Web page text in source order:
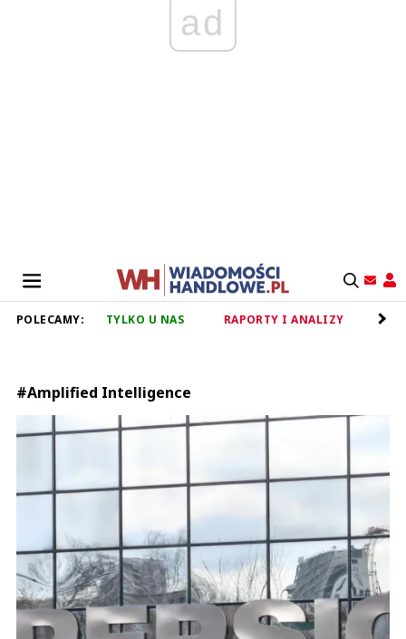
ad
POLECAMY: TYLKO U NAS RAPORTY I ANALIZY
#Amplified Intelligence